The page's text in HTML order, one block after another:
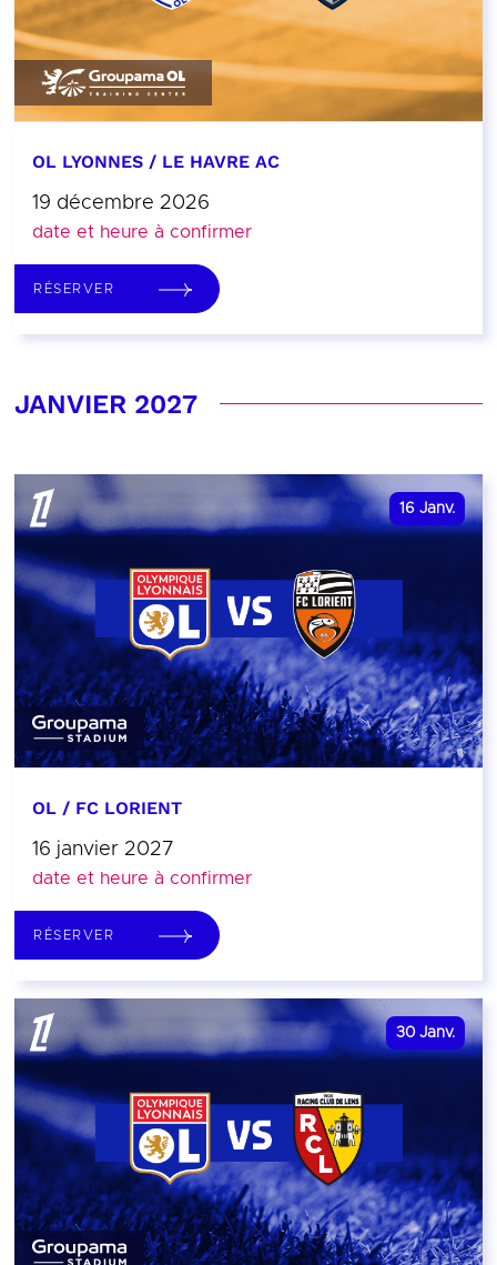
OL LYONNES / LE HAVRE AC
19 décembre 2026
date et heure à confirmer
RÉSERVER
JANVIER 2027
16 Janv.
OL / FC LORIENT
16 janvier 2027
date et heure à confirmer
RÉSERVER
30 Janv.